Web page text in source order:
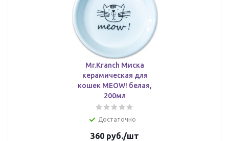
Mr.Kranch Миска
керамическая для
кошек MEOW! белая,
200мл
Достаточно
360 руб./шт